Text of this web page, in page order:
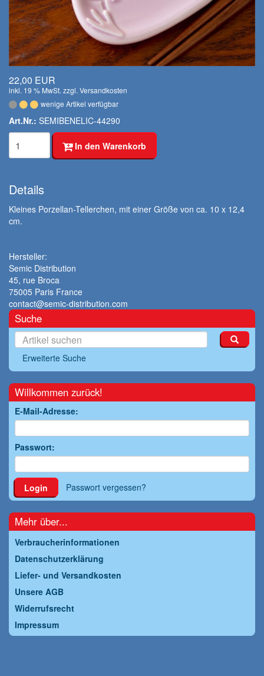
22,00 EUR
inkl. 19 % MwSt. zzgl. Versandkosten
wenige Artikel verfügbar
Art.Nr.: SEMIBENELIC-44290
In den Warenkorb
Details
Kleines Porzellan-Tellerchen, mit einer Größe von ca. 10 x 12,4
cm.
Hersteller:
Semic Distribution
45, rue Broca
75005 Paris France
contact@semic-distribution.com
Suche
Erweiterte Suche
Willkommen zurück!
E-Mail-Adresse:
Passwort:
Login Passwort vergessen?
Mehr über...
Verbraucherinformationen
Datenschutzerklärung
Liefer- und Versandkosten
Unsere AGB
Widerrufsrecht
Impressum